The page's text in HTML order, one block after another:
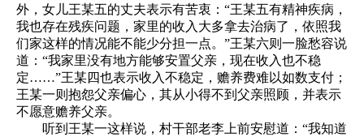
外，女儿王某五的丈夫表示有苦衷：“王某五有精神疾病，
我也存在残疾问题，家里的收入大多拿去治病了，依照我
们家这样的情况能不能少分担一点。”王某六则一脸愁容说
道：“我家里没有地方能够安置父亲，现在收入也不稳
定……”王某四也表示收入不稳定，赡养费难以如数支付；
王某一则抱怨父亲偏心，其从小得不到父亲照顾，并表示
不愿意赡养父亲。
听到王某一这样说，村干部老李上前安慰道：“我知道